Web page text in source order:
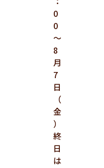
0
0
～
8
月
7
日
（
金
）
終
日
は